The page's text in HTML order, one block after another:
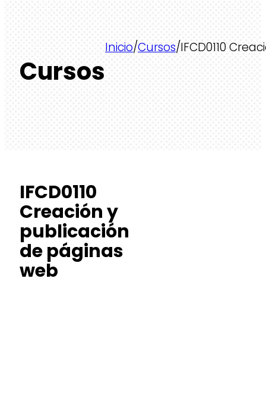
Cursos
Inicio/Cursos/IFCD0110
IFCD0110
Creación y
publicación
de páginas
web